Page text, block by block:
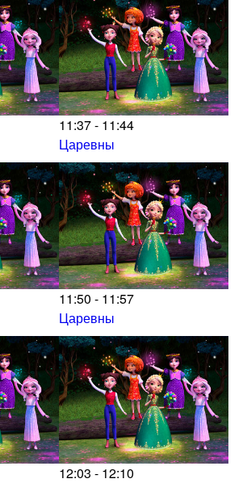
11:37 - 11:44
Царевны
11:50 - 11:57
Царевны
12:03 - 12:10